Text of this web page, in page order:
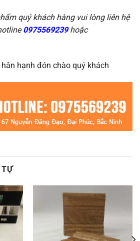
quý khách hàng vui lòng liên hệ
0975569239hoặc
hạnh đón chào quý khách
TỰ